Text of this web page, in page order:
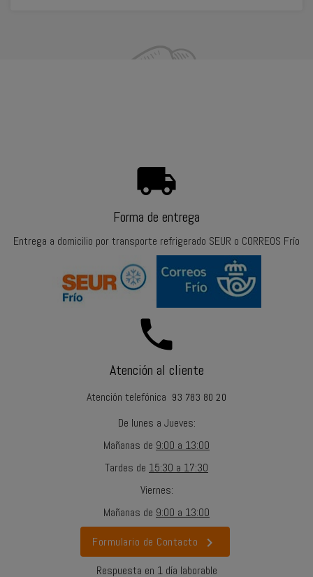
local_shipping
Forma de entrega
Entrega a domicilio por transporte refrigerado SEUR o CORREOS Frío
call
Atención al cliente
Atención telefónica 93 783 80 20
De lunes a Jueves:
Mañanas de 9:00 a 13:00
Tardes de 15:30 a 17:30
Viernes:
Mañanas de 9:00 a 13:00
Formulario de Contacto
chevron_right
Respuesta en 1 día laborable